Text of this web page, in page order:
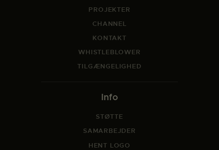
PROJEKTER
CHANNEL
KONTAKT
WHISTLEBLOWER
TILGÆNGELIGHED
Info
STØTTE
SAMARBEJDER
HENT LOGO